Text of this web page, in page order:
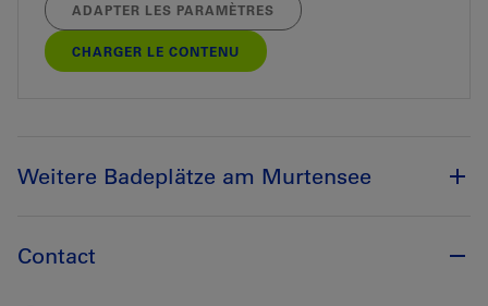
ADAPTER LES PARAMÈTRES
CHARGER LE CONTENU
Weitere Badeplätze am Murtensee
Contact